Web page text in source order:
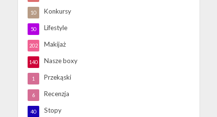
Konkursy
10
Lifestyle
50
Makijaż
202
Nasze boxy
140
Przekąski
1
Recenzja
6
Stopy
40